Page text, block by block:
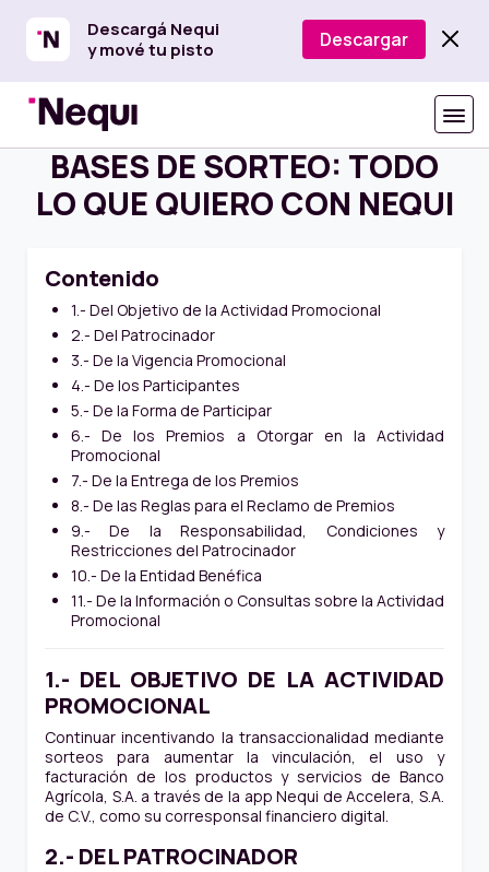
Descargá Nequi
y mové tu pisto
Descargar
BASES DE SORTEO: TODO
LO QUE QUIERO CON NEQUI
Contenido
1.- Del Objetivo de la Actividad Promocional
2.- Del Patrocinador
3.- De la Vigencia Promocional
4.- De los Participantes
5.- De la Forma de Participar
6.- De los Premios a Otorgar en la Actividad
Promocional
7.- De la Entrega de los Premios
8.- De las Reglas para el Reclamo de Premios
9.- De la Responsabilidad, Condiciones y
Restricciones del Patrocinador
10.- De la Entidad Benéfica
11.- De la Información o Consultas sobre la Actividad
Promocional
1.- DEL OBJETIVO DE LA ACTIVIDAD
PROMOCIONAL
Continuar incentivando la transaccionalidad mediante
sorteos para aumentar la vinculación, el uso y
facturación de los productos y servicios de Banco
Agrícola, S.A. a través de la app Nequi de Accelera, S.A.
de C.V., como su corresponsal financiero digital.
2.- DEL PATROCINADOR